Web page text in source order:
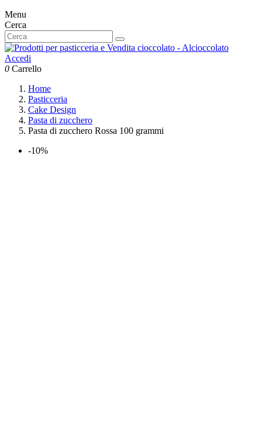
Menu
Cerca
Accedi
0 Carrello
Home
Pasticceria
Cake Design
Pasta di zucchero
Pasta di zucchero Rossa 100 grammi
-10%